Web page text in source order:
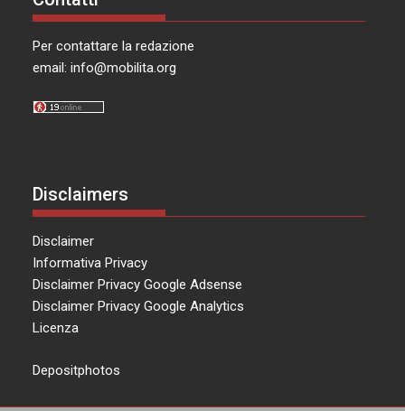
Per contattare la redazione
email:info@mobilita.org
Disclaimers
Disclaimer
Informativa Privacy
Disclaimer Privacy Google Adsense
Disclaimer Privacy Google Analytics
Licenza
Depositphotos